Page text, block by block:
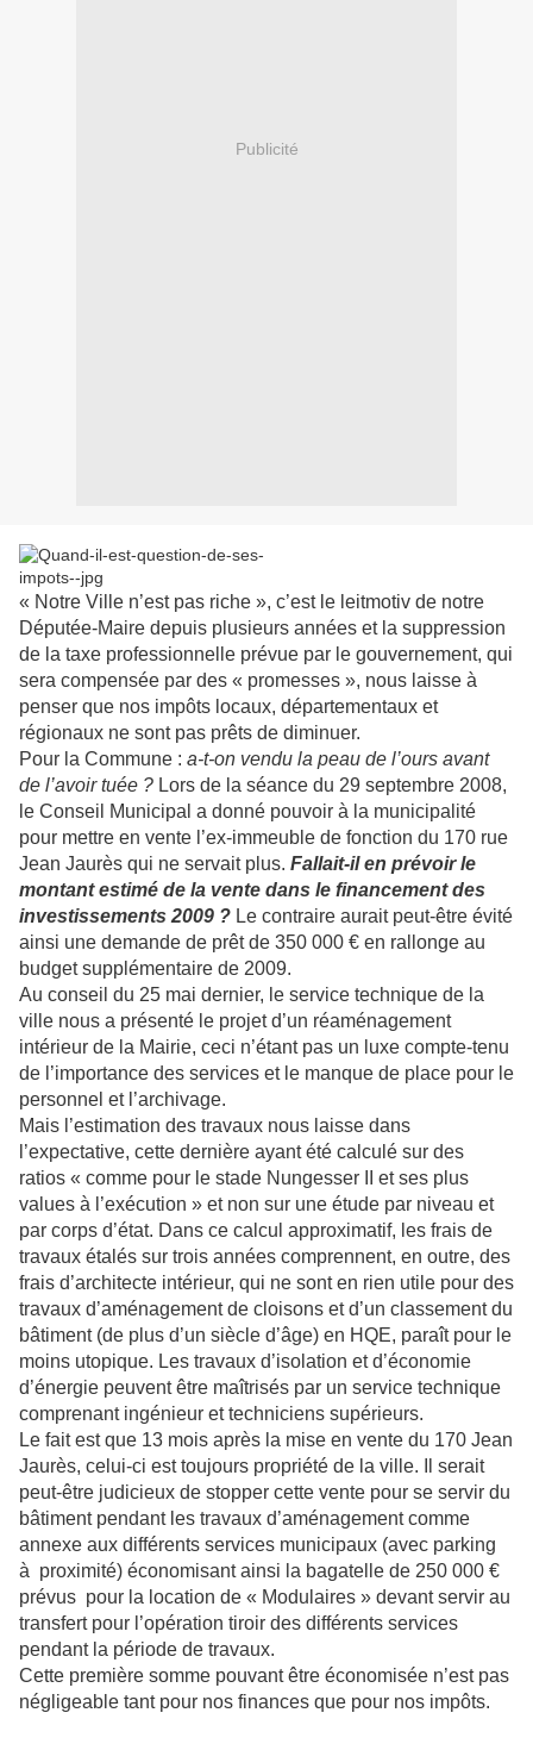
Publicité
« Notre Ville n’est pas riche », c’est le leitmotiv de notre
Députée-Maire depuis plusieurs années et la suppression
de la taxe professionnelle prévue par le gouvernement, qui
sera compensée par des « promesses », nous laisse à
penser que nos impôts locaux, départementaux et
régionaux ne sont pas prêts de diminuer.
Pour la Commune : a-t-on vendu la peau de l’ours avant
de l’avoir tuée ? Lors de la séance du 29 septembre 2008,
le Conseil Municipal a donné pouvoir à la municipalité
pour mettre en vente l’ex-immeuble de fonction du 170 rue
Jean Jaurès qui ne servait plus. Fallait-il en prévoir le
montant estimé de la vente dans le financement des
investissements 2009 ? Le contraire aurait peut-être évité
ainsi une demande de prêt de 350 000 € en rallonge au
budget supplémentaire de 2009.
Au conseil du 25 mai dernier, le service technique de la
ville nous a présenté le projet d’un réaménagement
intérieur de la Mairie, ceci n’étant pas un luxe compte-tenu
de l’importance des services et le manque de place pour le
personnel et l’archivage.
Mais l’estimation des travaux nous laisse dans
l’expectative, cette dernière ayant été calculé sur des
ratios « comme pour le stade Nungesser II et ses plus
values à l’exécution » et non sur une étude par niveau et
par corps d’état. Dans ce calcul approximatif, les frais de
travaux étalés sur trois années comprennent, en outre, des
frais d’architecte intérieur, qui ne sont en rien utile pour des
travaux d’aménagement de cloisons et d’un classement du
bâtiment (de plus d’un siècle d’âge) en HQE, paraît pour le
moins utopique. Les travaux d’isolation et d’économie
d’énergie peuvent être maîtrisés par un service technique
comprenant ingénieur et techniciens supérieurs.
Le fait est que 13 mois après la mise en vente du 170 Jean
Jaurès, celui-ci est toujours propriété de la ville. Il serait
peut-être judicieux de stopper cette vente pour se servir du
bâtiment pendant les travaux d’aménagement comme
annexe aux différents services municipaux (avec parking
à proximité) économisant ainsi la bagatelle de 250 000 €
prévus pour la location de « Modulaires » devant servir au
transfert pour l’opération tiroir des différents services
pendant la période de travaux.
Cette première somme pouvant être économisée n’est pas
négligeable tant pour nos finances que pour nos impôts.